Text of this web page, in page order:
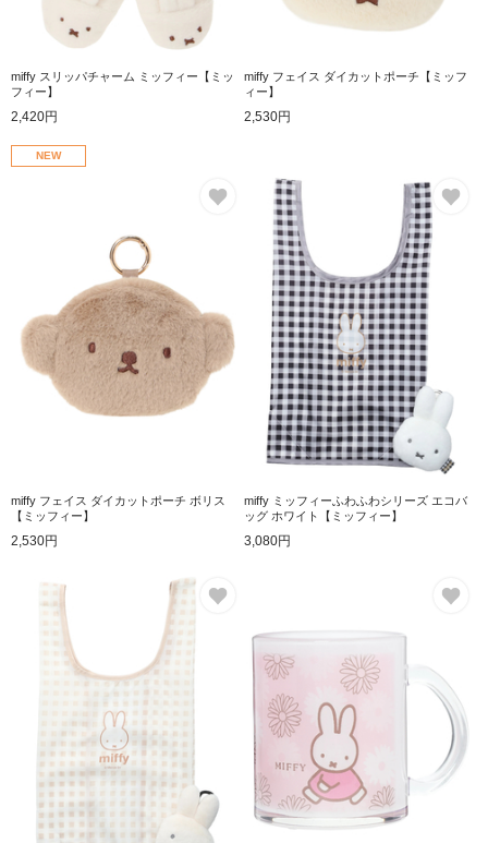
miffy スリッパチャーム ミッフィー【ミッ
フィー】
2,420円
miffy フェイス ダイカットポーチ【ミッフ
ィー】
2,530円
NEW
お気に入り
miffy フェイス ダイカットポーチ ボリス
【ミッフィー】
2,530円
miffy ミッフィーふわふわシリーズ エコバ
ッグ ホワイト【ミッフィー】
3,080円